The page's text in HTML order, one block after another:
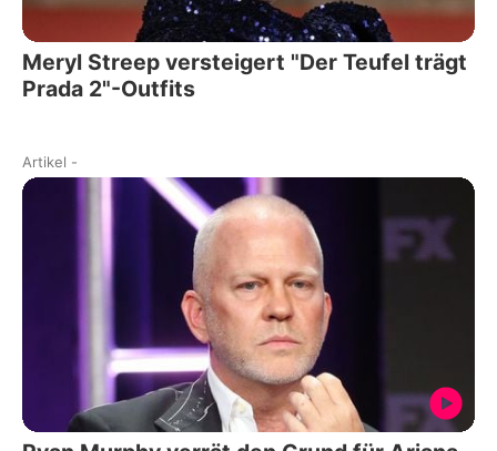
Meryl Streep versteigert "Der Teufel trägt
Prada 2"-Outfits
Artikel -